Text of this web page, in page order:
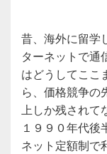
昔、海外に留学
ターネットで通
はどうしてここ
ら、価格競争の
上しか残されて
１９９０年代後
ネット定額制で